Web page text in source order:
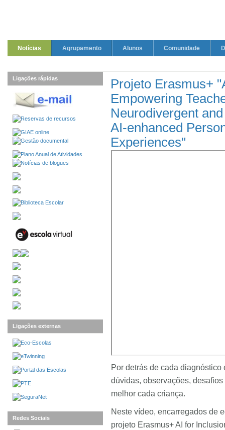
Notícias Agrupamento Alunos Comunidade
Projeto Erasmus+
Empowering
Neurodivergent
AI-enhanced
Experiences"
Por detrás de cada
dúvidas, observações,
melhor cada criança.
Neste vídeo, encarregados de
projeto Erasmus+ AI for
Ligações rápidas
Ligações externas
Redes Sociais